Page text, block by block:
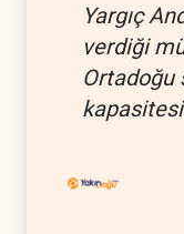
Yargıç
verdiği
Ortadoğu